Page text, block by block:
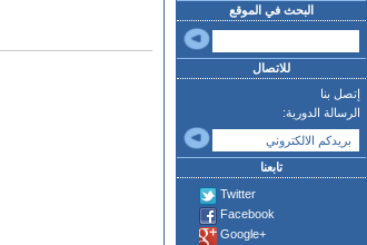
البحث في الموقع
للاتصال
إتصل بنا
الرسالة الدورية:
تابعنا
Twitter
Facebook
Google+